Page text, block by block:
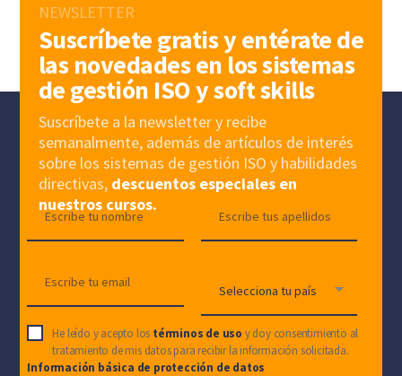
NEWSLETTER
Suscríbete gratis y entérate de
las novedades en los sistemas
de gestión ISO y soft skills
Suscríbete a la newsletter y recibe
semanalmente, además de artículos de interés
sobre los sistemas de gestión ISO y habilidades
directivas, descuentos especiales en
nuestros cursos.
He leído y acepto los términos de uso y doy consentimiento al
tratamiento de mis datos para recibir la información solicitada.
Información básica de protección de datos